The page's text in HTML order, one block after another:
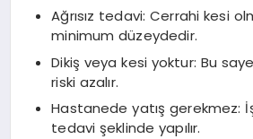
Ağrısız tedavi: Cerrahi kesi
minimum düzeydedir.
Dikiş veya kesi yoktur: Bu
riski azalır.
Hastanede yatış gerekmez:
tedavi şeklinde yapılır.